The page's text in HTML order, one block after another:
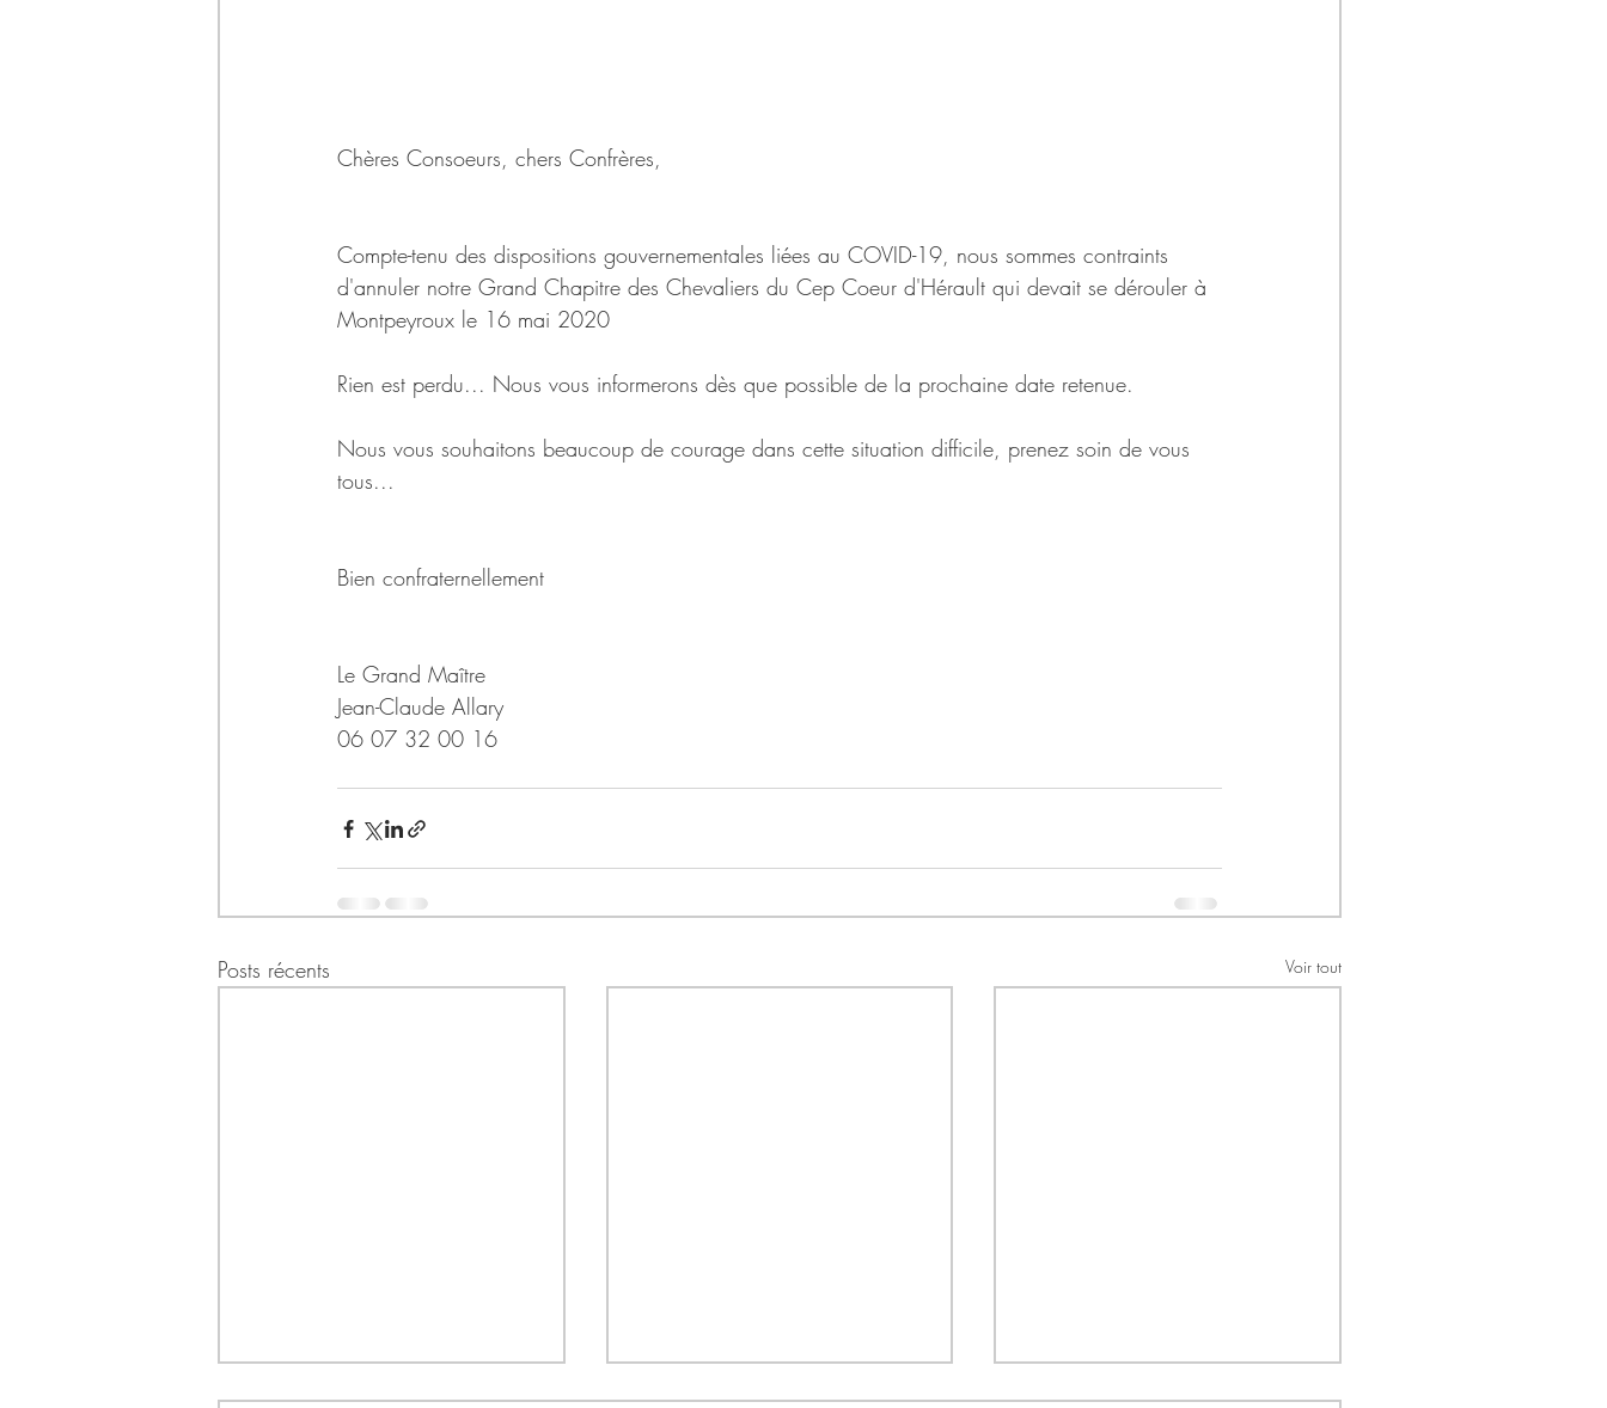
Chères Consoeurs, chers Confrères,
Compte-tenu des dispositions gouvernementales liées au COVID-19, nous sommes contraints
d'annuler notre Grand Chapitre des Chevaliers du Cep Coeur d'Hérault qui devait se dérouler à
Montpeyroux le 16 mai 2020
Rien est perdu... Nous vous informerons dès que possible de la prochaine date retenue.
Nous vous souhaitons beaucoup de courage dans cette situation difficile, prenez soin de vous
tous...
Bien confraternellement
Le Grand Maître
Jean-Claude Allary
06 07 32 00 16
Posts récents Voir tout